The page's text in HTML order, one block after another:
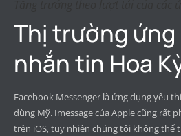
Thị trường ứng
nhắn tin Hoa
Facebook Messenger là ứng dụng yêu
dùng Mỹ. Imessage của Apple cũng rất
trên iOS, tuy nhiên chúng tôi không thể